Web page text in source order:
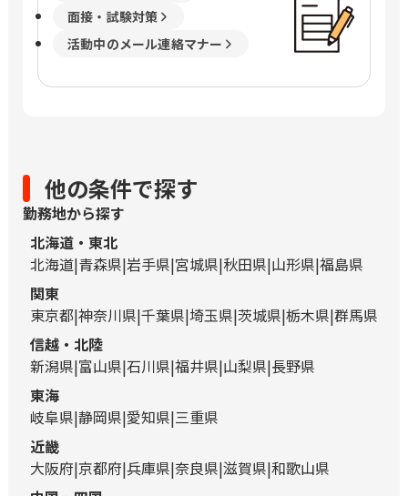
面接・試験対策
活動中のメール連絡マナー
他の条件で探す
勤務地から探す
北海道・東北
北海道 青森県 岩手県 宮城県 秋田県 山形県 福島県
関東
東京都 神奈川県 千葉県 埼玉県 茨城県 栃木県 群馬県
信越・北陸
新潟県 富山県 石川県 福井県 山梨県 長野県
東海
岐阜県 静岡県 愛知県 三重県
近畿
大阪府 京都府 兵庫県 奈良県 滋賀県 和歌山県